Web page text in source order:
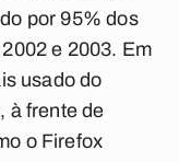
por 95% dos
e 2003. Em
usado do
à frente de
o Firefox